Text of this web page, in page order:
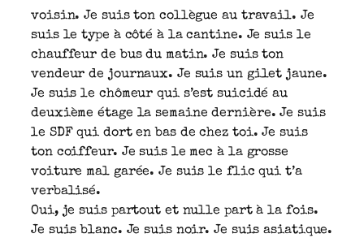
voisin. Je suis ton collègue au travail. Je
suis le type à côté à la cantine. Je suis le
chauffeur de bus du matin. Je suis ton
vendeur de journaux. Je suis un gilet jaune.
Je suis le chômeur qui s’est suicidé au
deuxième étage la semaine dernière. Je suis
le SDF qui dort en bas de chez toi. Je suis
ton coiffeur. Je suis le mec à la grosse
voiture mal garée. Je suis le flic qui t’a
verbalisé.
Oui, je suis partout et nulle part à la fois.
Je suis blanc. Je suis noir. Je suis asiatique.